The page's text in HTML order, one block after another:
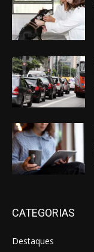
CATEGORIAS
Destaques